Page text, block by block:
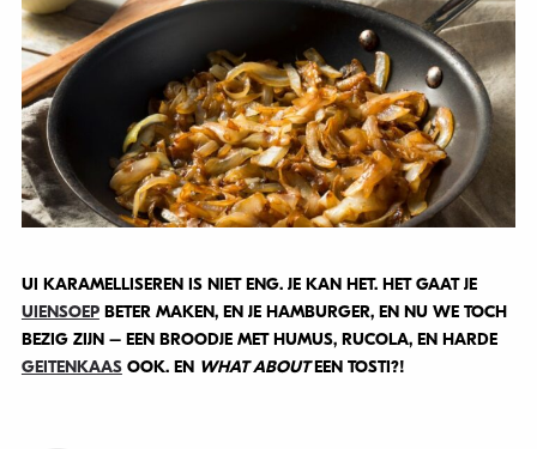
UI KARAMELLISEREN IS NIET ENG. JE KAN HET. HET GAAT JE
UIENSOEPBETER MAKEN, EN JE HAMBURGER, EN NU WE TOCH
BEZIG ZIJN – EEN BROODJE MET HUMUS, RUCOLA, EN HARDE
GEITENKAASOOK. EN WHAT ABOUTEEN TOSTI?!